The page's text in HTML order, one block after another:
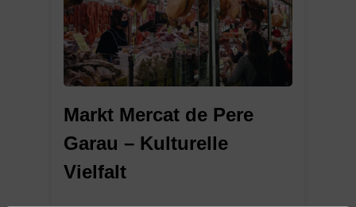
Markt Mercat de Pere
Garau – Kulturelle
Vielfalt